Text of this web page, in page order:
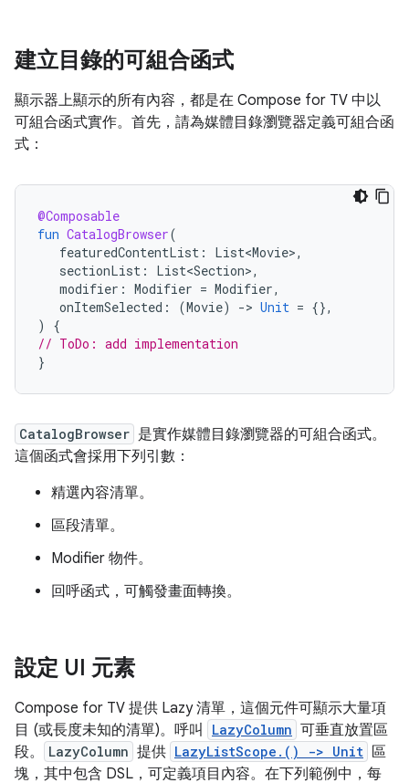
建立目錄的可組合函式
顯示器上顯示的所有內容，都是在 Compose for TV 中以
可組合函式實作。首先，請為媒體目錄瀏覽器定義可組合函
式：
@Composable
fun CatalogBrowser(
featuredContentList : List<Movie>,
sectionList : List<Section>,
modifier : Modifier = Modifier,
onItemSelected : (Movie) -> Unit = {},
)
{
// ToDo: add implementation
}
CatalogBrowser 是實作媒體目錄瀏覽器的可組合函式。
這個函式會採用下列引數：
精選內容清單。
區段清單。
Modifier 物件。
回呼函式，可觸發畫面轉換。
設定 UI 元素
Compose for TV 提供 Lazy 清單，這個元件可顯示大量項
目 (或長度未知的清單)。呼叫
LazyColumn 可垂直放置區
段。
LazyColumn 提供 LazyListScope.() -> Unit 區
塊，其中包含 DSL，可定義項目內容。在下列範例中，每